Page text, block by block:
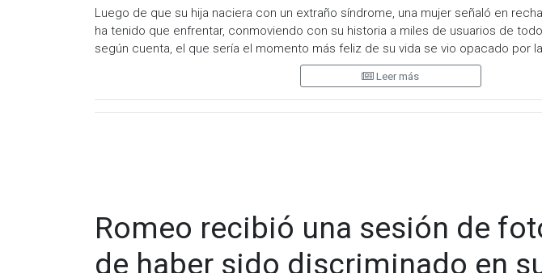
Luego de que su hija naciera con un extraño síndrome, una mujer señaló en
ha tenido que enfrentar, conmoviendo con su historia a miles de usuarios de
según cuenta, el que sería el momento más feliz de su vida se vio opacado por
familiares y seres queridos ante la apariencia de su bebé.
Eliza J. es madre de una niña con el síndrome de Treacer Collins, el cuál es
otras cosas, el aspecto de quienes lo padecen. Su historia se dio a conocer
Luego de esto, Eliza afirma que no recibió una sola felicitación por su parto, ni
Leer más
Romeo recibió una sesión de
de haber sido discriminado en